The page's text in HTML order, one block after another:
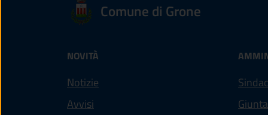
Comune di Grone
NOVITÀ
Notizie
Avvisi